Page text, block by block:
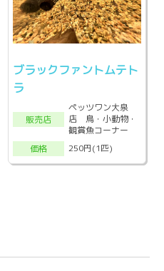
ブラックファントムテト
ラ
販売店
ペッツワン大泉
店 鳥・小動物・
観賞魚コーナー
価格
250円(1匹)